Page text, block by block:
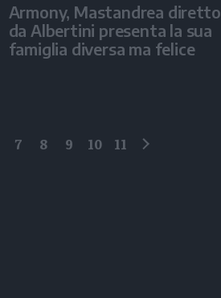
Armony, Mastandrea diretto
da Albertini presenta la sua
famiglia diversa ma felice
7 8 9 10 11